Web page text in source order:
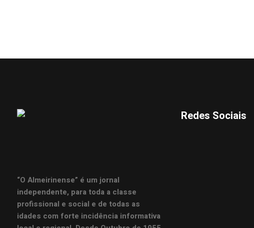
“O Almeirinense” é um jornal
independente, para toda a classe
profissional e social e de todas as
idades com forte incidência informativa
Redes Sociais